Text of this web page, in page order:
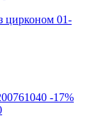
цирконом 01-
-17%